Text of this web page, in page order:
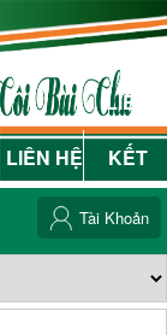
LIÊN HỆ
LIÊN
KẾT
Tài Khoản